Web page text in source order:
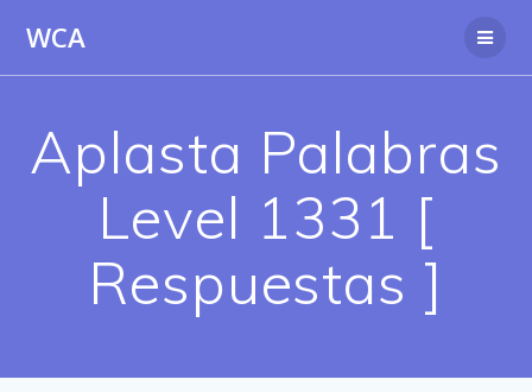
WCA
Aplasta Palabras
Level 1331 [
Respuestas ]